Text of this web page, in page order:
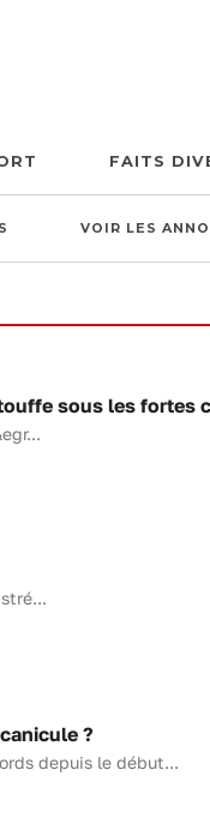
FAITS
VOIR LES
sous les fortes
?
depuis le début...